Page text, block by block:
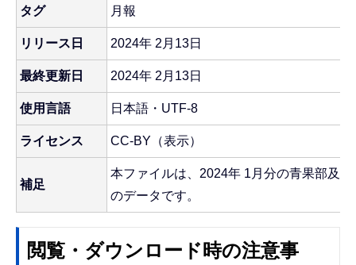
タグ 月報
リリース日 2024年 2月13日
最終更新日 2024年 2月13日
使用言語 日本語・UTF-8
ライセンス CC-BY（表示）
補足
本ファイルは、2024年 1月分の青果部及
のデータです。
閲覧・ダウンロード時の注意事